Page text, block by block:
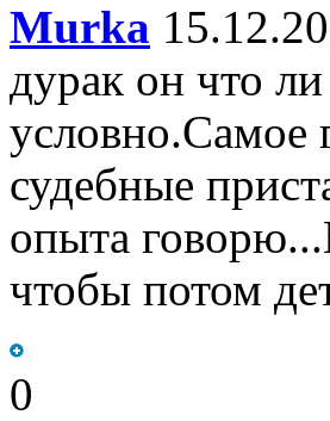
Murka
дурак он что
условно.Самое
судебные
опыта
чтобы потом
0